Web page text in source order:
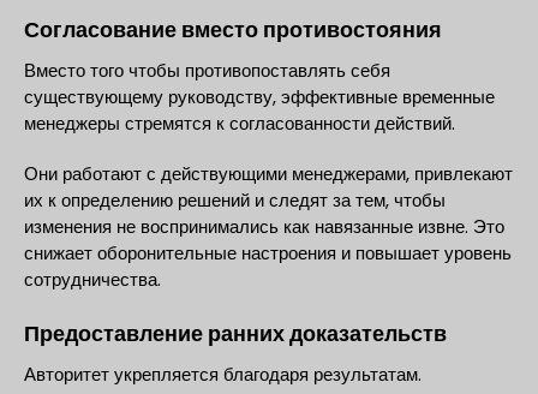
Согласование вместо противостояния
Вместо того чтобы противопоставлять себя
существующему руководству, эффективные временные
менеджеры стремятся к согласованности действий.
Они работают с действующими менеджерами, привлекают
их к определению решений и следят за тем, чтобы
изменения не воспринимались как навязанные извне. Это
снижает оборонительные настроения и повышает уровень
сотрудничества.
Предоставление ранних доказательств
Авторитет укрепляется благодаря результатам.